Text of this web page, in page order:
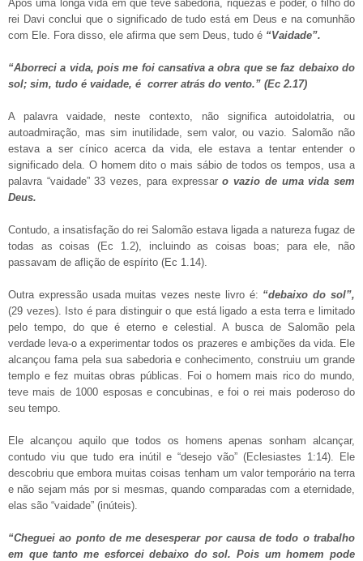
Após uma longa vida em que teve sabedoria, riquezas e poder, o filho do
rei Davi conclui que o significado de tudo está em Deus e na comunhão
com Ele. Fora disso, ele afirma que sem Deus, tudo é “Vaidade”.
“Aborreci a vida, pois me foi cansativa a obra que se faz debaixo do
sol; sim, tudo é vaidade, é correr atrás do vento.” (Ec 2.17)
A palavra vaidade, neste contexto, não significa autoidolatria, ou
autoadmiração, mas sim inutilidade, sem valor, ou vazio. Salomão não
estava a ser cínico acerca da vida, ele estava a tentar entender o
significado dela. O homem dito o mais sábio de todos os tempos, usa a
palavra “vaidade” 33 vezes, para expressaro vazio de uma vida sem
Deus.
Contudo, a insatisfação do rei Salomão estava ligada a natureza fugaz de
todas as coisas (Ec 1.2), incluindo as coisas boas; para ele, não
passavam de aflição de espírito (Ec 1.14).
Outra expressão usada muitas vezes neste livro é: “debaixo do sol”,
(29 vezes). Isto é para distinguir o que está ligado a esta terra e limitado
pelo tempo, do que é eterno e celestial. A busca de Salomão pela
verdade leva-o a experimentar todos os prazeres e ambições da vida. Ele
alcançou fama pela sua sabedoria e conhecimento, construiu um grande
templo e fez muitas obras públicas. Foi o homem mais rico do mundo,
teve mais de 1000 esposas e concubinas, e foi o rei mais poderoso do
seu tempo.
Ele alcançou aquilo que todos os homens apenas sonham alcançar,
contudo viu que tudo era inútil e “desejo vão” (Eclesiastes 1:14). Ele
descobriu que embora muitas coisas tenham um valor temporário na terra
e não sejam más por si mesmas, quando comparadas com a eternidade,
elas são “vaidade” (inúteis).
“Cheguei ao ponto de me desesperar por causa de todo o trabalho
em que tanto me esforcei debaixo do sol. Pois um homem pode